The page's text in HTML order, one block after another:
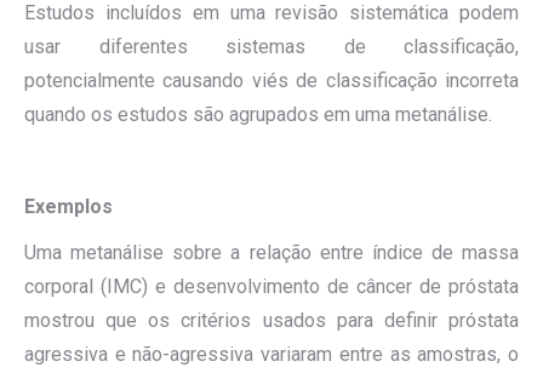
Estudos incluídos em uma revisão sistemática podem
usar diferentes sistemas de classificação,
potencialmente causando viés de classificação incorreta
quando os estudos são agrupados em uma metanálise.
Exemplos
Uma metanálise sobre a relação entre índice de massa
corporal (IMC) e desenvolvimento de câncer de próstata
mostrou que os critérios usados para definir próstata
agressiva e não-agressiva variaram entre as amostras, o